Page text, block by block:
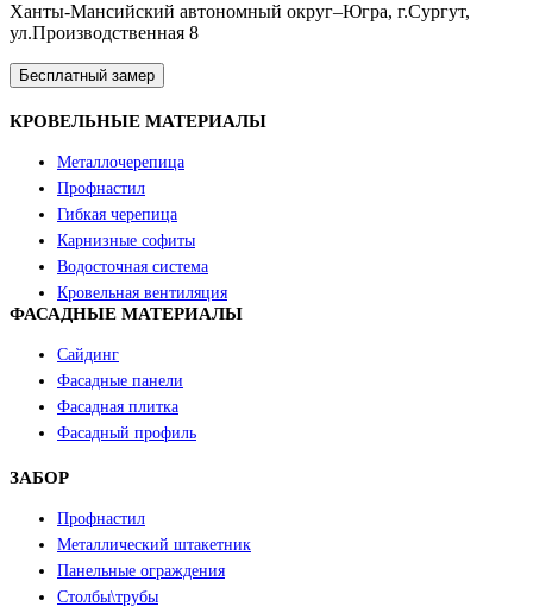
Ханты-Мансийский автономный округ–Югра, г.Сургут,
ул.Производственная 8
Бесплатный замер
КРОВЕЛЬНЫЕ МАТЕРИАЛЫ
Металлочерепица
Профнастил
Гибкая черепица
Карнизные софиты
Водосточная система
Кровельная вентиляция
ФАСАДНЫЕ МАТЕРИАЛЫ
Сайдинг
Фасадные панели
Фасадная плитка
Фасадный профиль
ЗАБОР
Профнастил
Металлический штакетник
Панельные ограждения
Столбы\трубы